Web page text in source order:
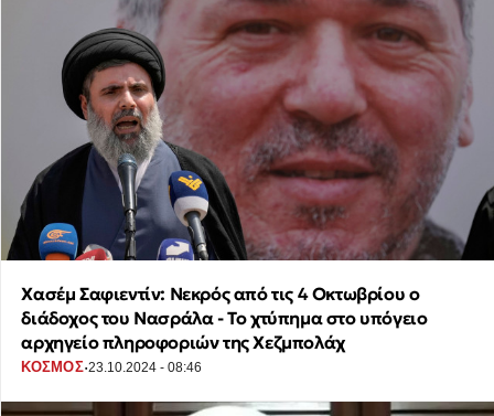
Χασέμ Σαφιεντίν: Νεκρός από τις 4 Οκτωβρίου ο
διάδοχος του Νασράλα - Το χτύπημα στο υπόγειο
αρχηγείο πληροφοριών της Χεζμπολάχ
ΚΟΣΜΟΣ·23.10.2024 - 08:46